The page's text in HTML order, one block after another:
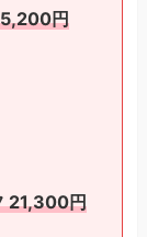
円
21,300円